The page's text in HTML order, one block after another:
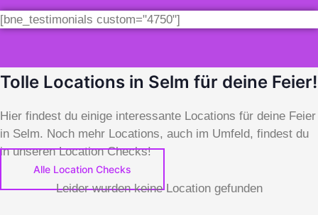
[bne_testimonials custom="4750"]
Tolle Locations in Selm für deine Feier!
Hier findest du einige interessante Locations für deine Feier
in Selm. Noch mehr Locations, auch im Umfeld, findest du
in unseren Location Checks!
Alle Location Checks
Leider wurden keine Location gefunden